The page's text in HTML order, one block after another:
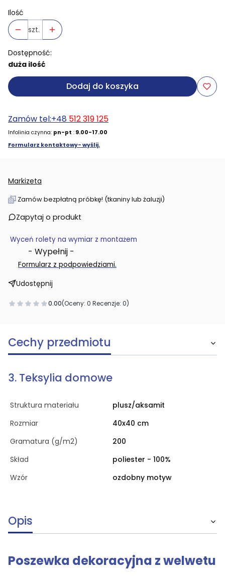
Ilość
szt.
Dostępność:
duża ilość
Dodaj do koszyka
Zamów tel:+48 512 319 125
Infolinia czynna: pn-pt : 9.00-17.00
Formularz kontaktowy- wyślij.
Markizeta
Zamów bezpłatną próbkę! (tkaniny lub żaluzji)
Zapytaj o produkt
Wyceń rolety na wymiar z montażem
- Wypełnij -
Formularz z podpowiedziami.
Udostępnij
0.00(Oceny: 0 Recenzje: 0)
Cechy przedmiotu
3. Teksylia domowe
Struktura materiału
plusz/aksamit
Rozmiar
40x40 cm
Gramatura (g/m2)
200
Skład
poliester - 100%
Wzór
ozdobny motyw
Opis
Poszewka dekoracyjna z welwetu